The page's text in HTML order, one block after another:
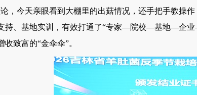
，今天亲眼看到大棚里的出菇情况，还手把手教操
持、基地实训，有效打通了“专家—院校—基地—企
致富的“金伞伞”。